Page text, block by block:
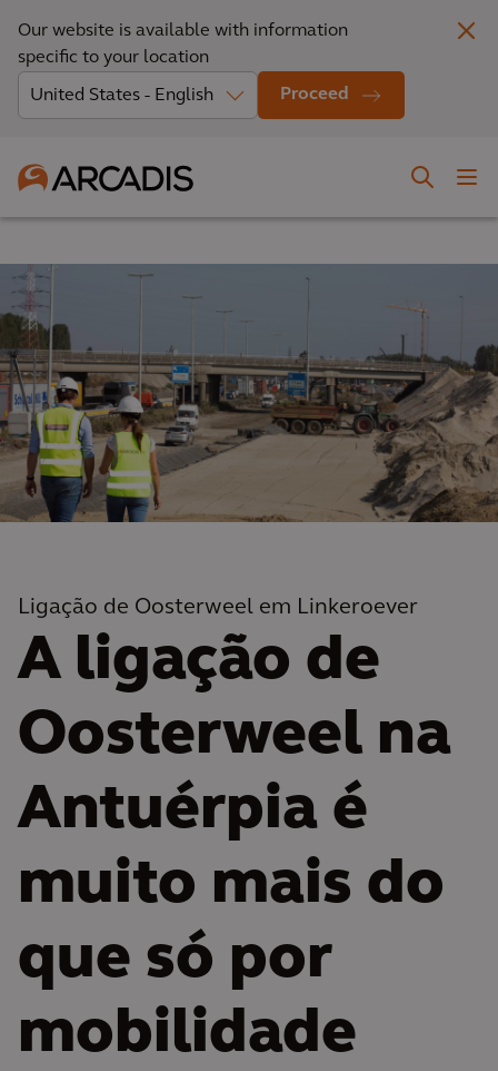
Our website is available with information
specific to your location
Proceed
Ligação de Oosterweel em Linkeroever
A ligação de
Oosterweel na
Antuérpia é
muito mais do
que só por
mobilidade